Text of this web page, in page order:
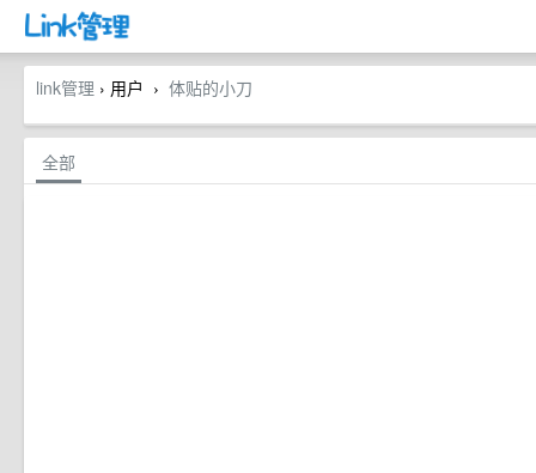
link管理 › 用户 › 体贴的小刀
全部